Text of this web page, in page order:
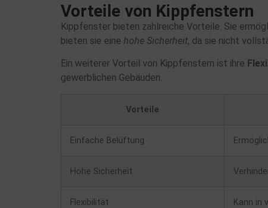
Vorteile von Kippfenstern
Kippfenster bieten zahlreiche Vorteile. Sie
bieten sie eine hohe Sicherheit, da sie nicht
Ein weiterer Vorteil von Kippfenstern ist ihre
gewerblichen Gebäuden.
Vorteile
Einfache Belüftung
Hohe Sicherheit
Flexibilität Kann in